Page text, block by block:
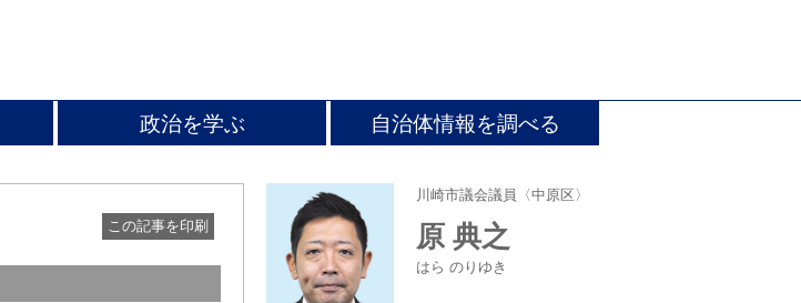
政治を学ぶ 自治体情報を調べる
この記事を印刷
川崎市議会議員〈中原区〉
原 典之
はら のりゆき